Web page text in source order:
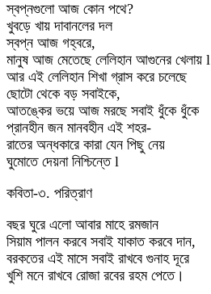
স্বপ্নগুলো আজ কোন পথে?
খুবড়ে খায় দাবানলের দল
স্বপ্ন আজ গহ্বরে,
মানুষ আজ মেতেছে লেলিহান আগুনের খেলায় l
আর এই লেলিহান শিখা গ্রাস করে চলেছে
ছোটো থেকে বড় সবাইকে,
আতঙ্কের ভয়ে আজ মরছে সবাই ধুঁকে ধুঁকে
প্রানহীন জন মানবহীন এই শহর-
রাতের অন্ধকারে কারা যেন পিছু নেয়
ঘুমোতে দেয়না নিশ্চিন্তে l
কবিতা-৩. পরিত্রাণ
বছর ঘুরে এলো আবার মাহে রমজান
সিয়াম পালন করবে সবাই যাকাত করবে দান,
বরকতের এই মাসে সবাই রাখবে গুনাহ দূরে
খুশি মনে রাখবে রোজা রবের রহম পেতে।